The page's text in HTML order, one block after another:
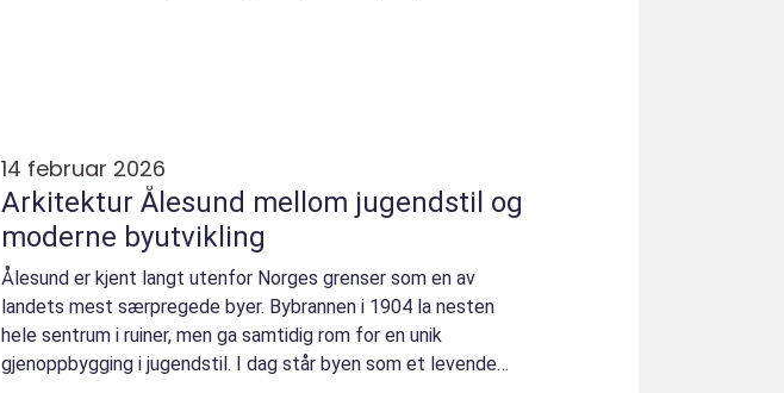
14 februar 2026
Arkitektur Ålesund mellom jugendstil og
moderne byutvikling
Ålesund er kjent langt utenfor Norges grenser som en av
landets mest særpregede byer. Bybrannen i 1904 la nesten
hele sentrum i ruiner, men ga samtidig rom for en unik
gjenoppbygging i jugendstil. I dag står byen som et levende